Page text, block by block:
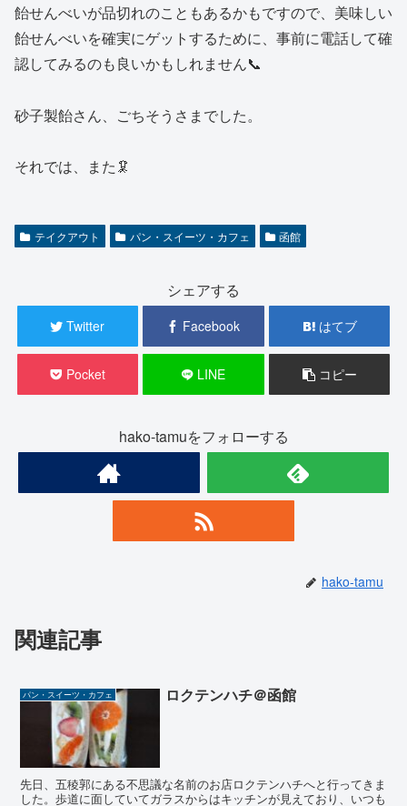
飴せんべいが品切れのこともあるかもですので、美味しい
飴せんべいを確実にゲットするために、事前に電話して確
認してみるのも良いかもしれません📞
砂子製飴さん、ごちそうさまでした。
それでは、また🦑
テイクアウト パン・スイーツ・カフェ 函館
シェアする
Twitter Facebook はてブ
Pocket LINE コピー
hako-tamuをフォローする
hako-tamu
関連記事
パン・スイーツ・カフェ ロクテンハチ＠函館
先日、五稜郭にある不思議な名前のお店ロクテンハチへと行ってきま
した。歩道に面していてガラスからはキッチンが見えており、いつも